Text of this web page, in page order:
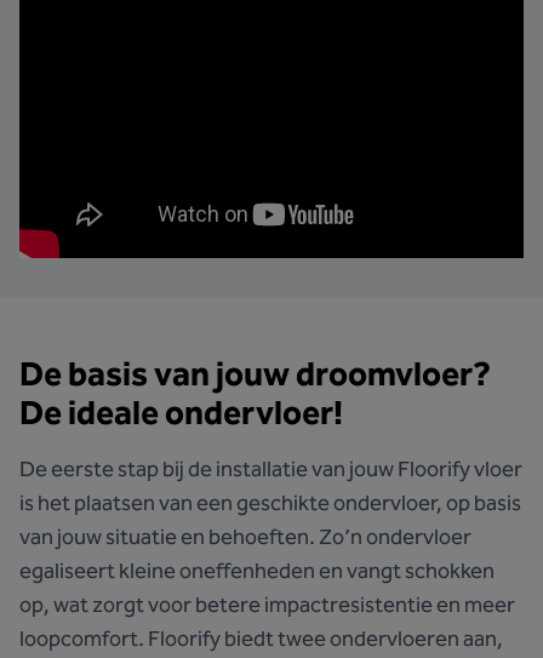
De basis van jouw droomvloer?
De ideale ondervloer!
De eerste stap bij de installatie van jouw Floorify vloer
is het plaatsen van een geschikte ondervloer, op basis
van jouw situatie en behoeften. Zo’n ondervloer
egaliseert kleine oneffenheden en vangt schokken
op, wat zorgt voor betere impactresistentie en meer
loopcomfort. Floorify biedt twee ondervloeren aan,